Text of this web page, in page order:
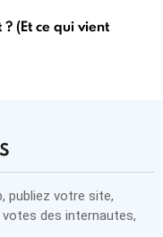
(Et ce qui vient
publiez votre site,
votes des internautes,